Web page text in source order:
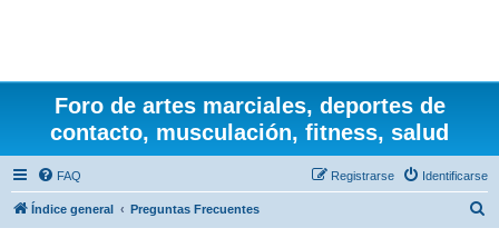
Foro de artes marciales, deportes de
contacto, musculación, fitness, salud
FAQ Identificarse
Registrarse
Índice general Preguntas Frecuentes